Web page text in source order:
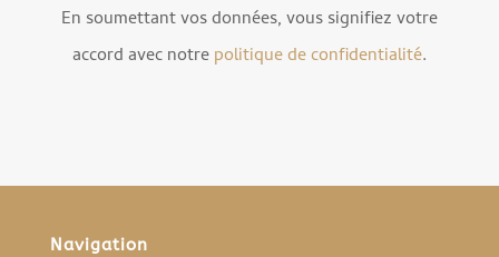
En soumettant vos données, vous signifiez votre
accord avec notrepolitique de confidentialité.
Navigation